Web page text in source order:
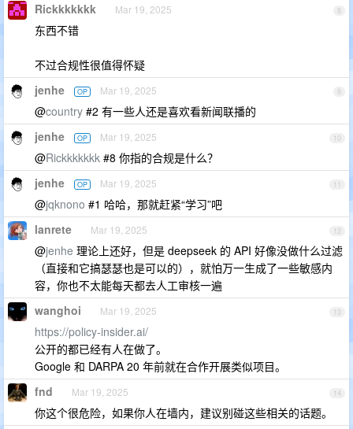
8
Rickkkkkkk Mar 19, 2025
东西不错
不过合规性很值得怀疑
9
jenhe OP Mar 19, 2025
@country #2 有一些人还是喜欢看新闻联播的
10
jenhe OP Mar 19, 2025
@Rickkkkkkk #8 你指的合规是什么？
11
jenhe OP Mar 19, 2025
@jqknono #1 哈哈，那就赶紧“学习”吧
12
lanrete Mar 19, 2025
@jenhe 理论上还好，但是 deepseek 的 API 好像没做什么过滤
（直接和它搞瑟瑟也是可以的），就怕万一生成了一些敏感内
容，你也不太能每天都去人工审核一遍
13
wanghoi Mar 19, 2025
https://policy-insider.ai/
公开的都已经有人在做了。
Google 和 DARPA 20 年前就在合作开展类似项目。
14
fnd Mar 19, 2025
你这个很危险，如果你人在墙内，建议别碰这些相关的话题。